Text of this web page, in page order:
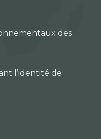
des
l’identité de